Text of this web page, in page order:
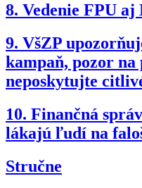
8. Vedenie FPU
9. VšZP
kampaň, pozor na
neposkytujte
10. Finančná
lákajú ľudí na
Stručne